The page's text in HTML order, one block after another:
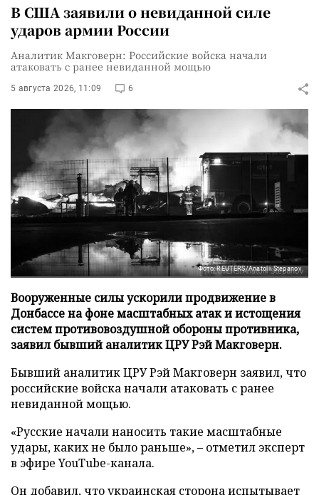
В США заявили о невиданной силе
ударов армии России
Аналитик Макговерн: Российские войска начали
атаковать с ранее невиданной мощью
5 августа 2026, 11:09 6
Фото: REUTERS/Anatolii Stepanov
Вооруженные силы ускорили продвижение в
Донбассе на фоне масштабных атак и истощения
систем противовоздушной обороны противника,
заявил бывший аналитик ЦРУ Рэй Макговерн.
Бывший аналитик ЦРУ Рэй Макговерн заявил, что
российские войска начали атаковать с ранее
невиданной мощью.
«Русские начали наносить такие масштабные
удары, каких не было раньше», – отметил эксперт
в эфире YouTube-канала.
Он добавил, что украинская сторона испытывает